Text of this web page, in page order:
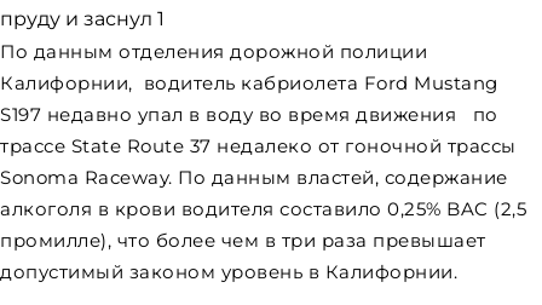
По данным отделения дорожной полиции
Калифорнии, водитель кабриолета Ford Mustang
S197 недавно упал в воду во время движения по
трассе State Route 37 недалеко от гоночной трассы
Sonoma Raceway. По данным властей, содержание
алкоголя в крови водителя составило 0,25% BAC (2,5
промилле), что более чем в три раза превышает
допустимый законом уровень в Калифорнии.